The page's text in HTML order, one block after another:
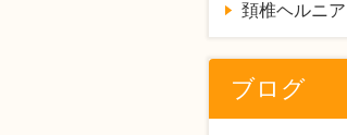
頚椎ヘルニア
ブログ